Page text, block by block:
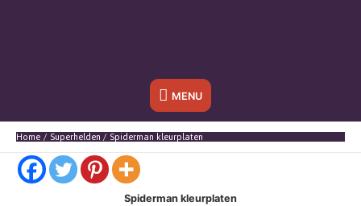
Onder
header
MENU
Home Superhelden Spiderman kleurplaten
Spiderman kleurplaten